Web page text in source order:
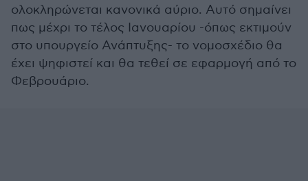
ολοκληρώνεται κανονικά αύριο. Αυτό σημαίνει
πως μέχρι το τέλος Ιανουαρίου -όπως εκτιμούν
στο υπουργείο Ανάπτυξης- το νομοσχέδιο θα
έχει ψηφιστεί και θα τεθεί σε εφαρμογή από το
Φεβρουάριο.